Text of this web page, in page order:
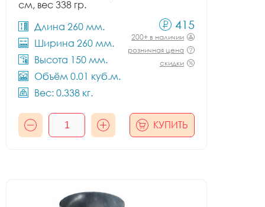
см, вес 338 гр.
Длина 260 мм.
Ширина 260 мм.
Высота 150 мм.
Объём 0.01 куб.м.
Вес: 0.338 кг.
415
200+ в наличии
розничная цена
скидки
КУПИТЬ